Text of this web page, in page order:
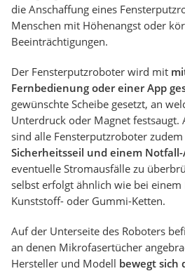
die Anschaffung eines
Menschen mit Höhenangst oder
Beeinträchtigungen.
Der Fensterputzroboter wird mit
Fernbedienung oder einer App
gewünschte Scheibe gesetzt, an
Unterdruck oder Magnet festsaugt.
sind alle Fensterputzroboter zudem
Sicherheitsseil und einem
eventuelle Stromausfälle zu
selbst erfolgt ähnlich wie bei
Kunststoff- oder Gummi-Ketten.
Auf der Unterseite des Roboters
an denen Mikrofasertücher
Hersteller und Modell bewegt sich